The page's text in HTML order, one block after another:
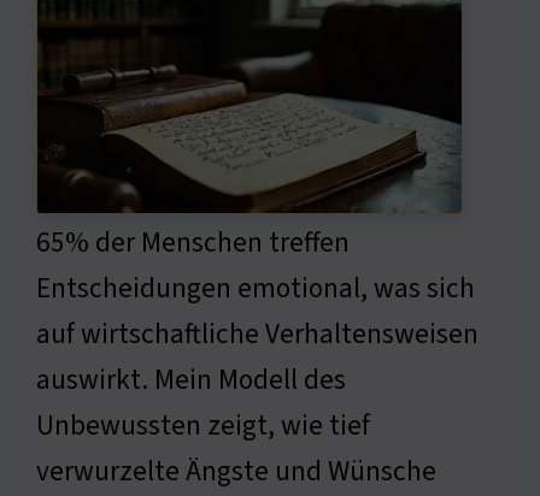
65% der Menschen treffen
Entscheidungen emotional, was sich
auf wirtschaftliche Verhaltensweisen
auswirkt. Mein Modell des
Unbewussten zeigt, wie tief
verwurzelte Ängste und Wünsche